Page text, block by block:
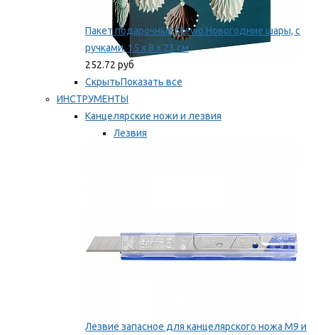
Пакет подарочный Stewo Новогодние шары, с
ручками, 15 х 8 х 23 см
252.72 руб
СкрытьПоказать все
ИНСТРУМЕНТЫ
Канцелярские ножи и лезвия
Лезвия
Лезвие запасное для канцелярского ножа M9 и